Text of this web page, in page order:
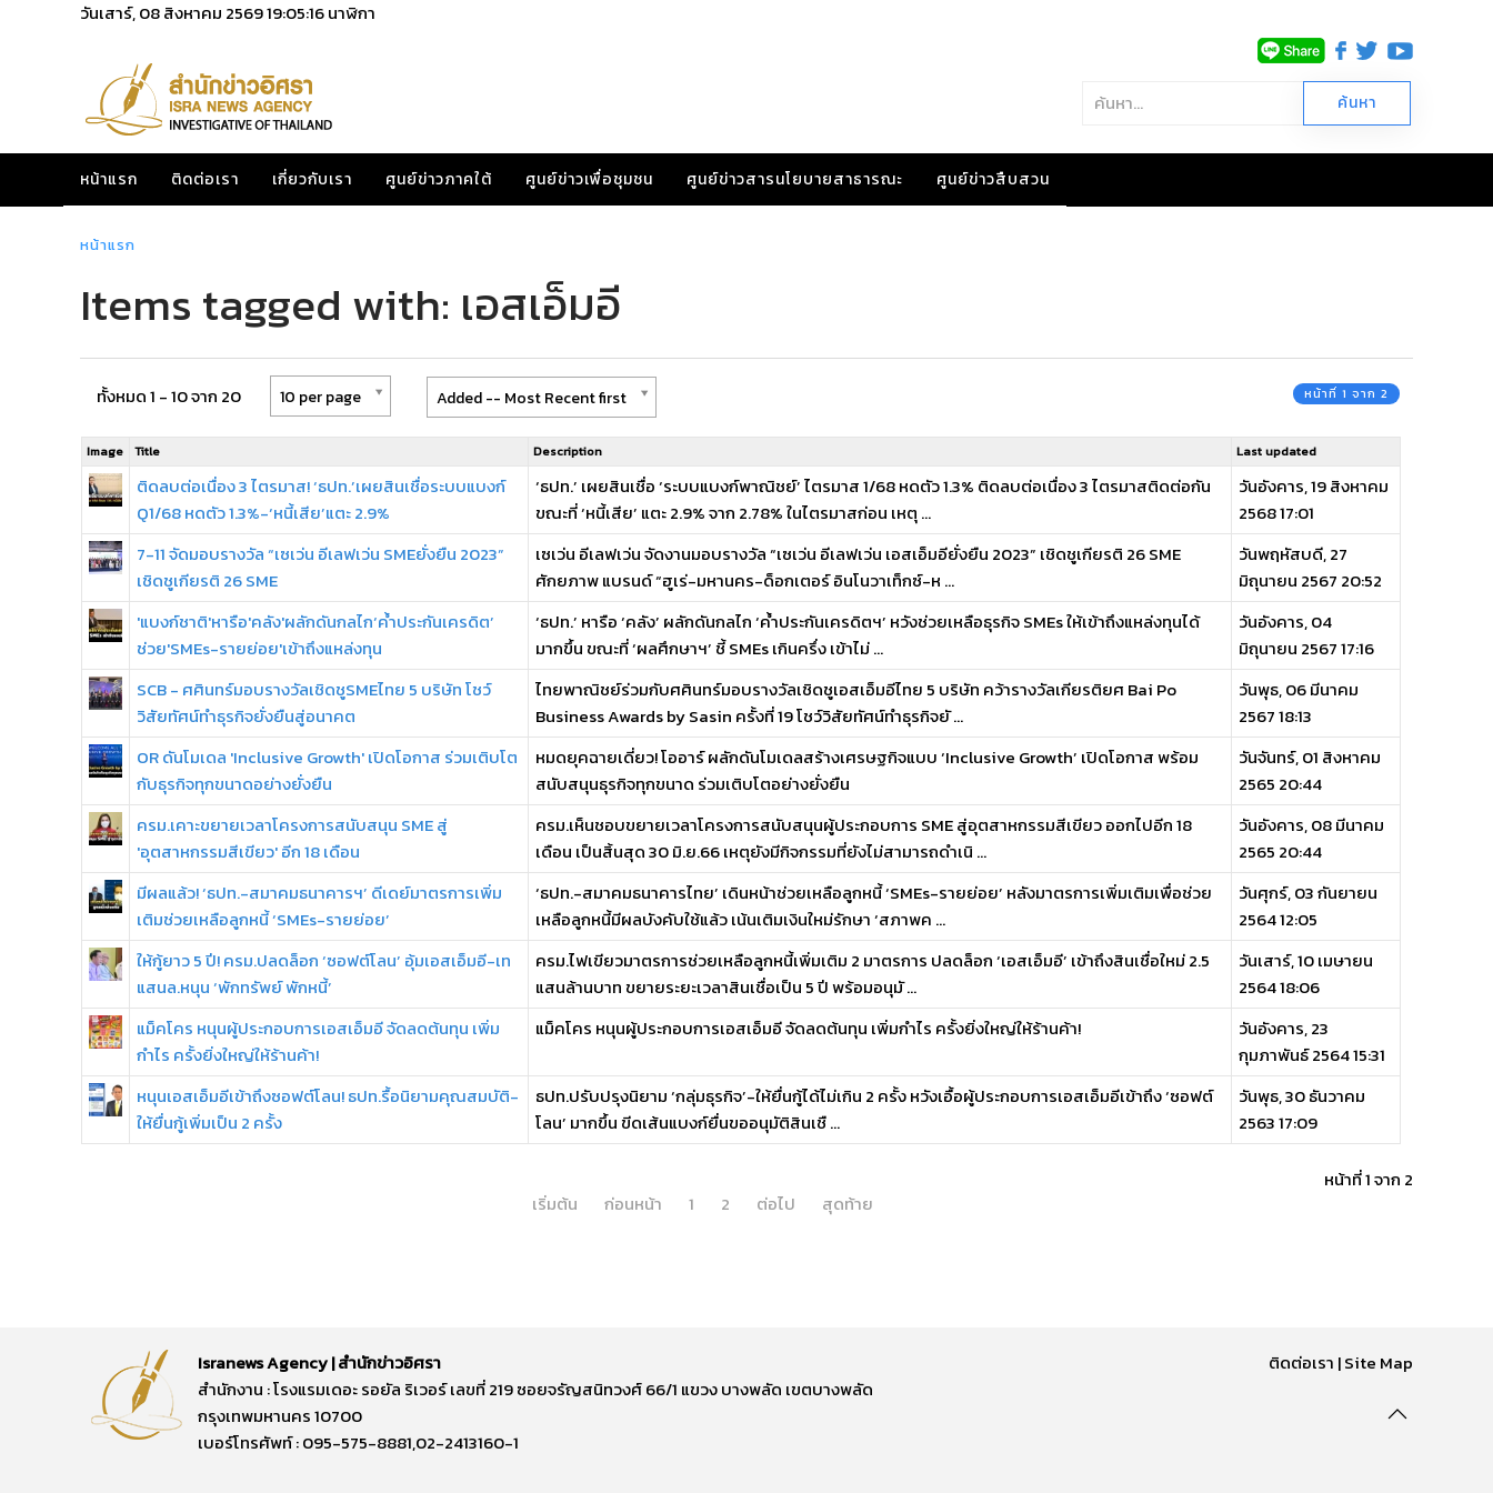
วันเสาร์, 08 สิงหาคม 256919:05:16นาฬิกา
หน้าแรก ติดต่อเรา เกี่ยวกับเรา ศูนย์ข่าวภาคใต้ ศูนย์ข่าวเพื่อชุมชน ศูนย์ข่าวสารนโยบายสาธารณะ ศูนย์ข่าวสืบสวน
หน้าแรก
Items tagged with: เอสเอ็มอี
ทั้งหมด 1 - 10 จาก 20 10 per page Added -- Most Recent first หน้าที่ 1 จาก 2
Image Title Description Last updated
ติดลบต่อเนื่อง 3 ไตรมาส! ‘ธปท.’เผยสินเชื่อระบบแบงก์
Q1/68 หดตัว 1.3%-‘หนี้เสีย’แตะ 2.9%
‘ธปท.’ เผยสินเชื่อ ‘ระบบแบงก์พาณิชย์’ ไตรมาส 1/68 หดตัว 1.3% ติดลบต่อเนื่อง 3 ไตรมาสติดต่อกัน
ขณะที่ ‘หนี้เสีย’ แตะ 2.9% จาก 2.78% ในไตรมาสก่อน เหตุ ...
วันอังคาร, 19 สิงหาคม
2568 17:01
7-11 จัดมอบรางวัล “เซเว่น อีเลฟเว่น SMEยั่งยืน 2023”
เชิดชูเกียรติ 26 SME
เซเว่น อีเลฟเว่น จัดงานมอบรางวัล “เซเว่น อีเลฟเว่น เอสเอ็มอียั่งยืน 2023” เชิดชูเกียรติ 26 SME
ศักยภาพ แบรนด์ “ฮูเร่-มหานคร-ด็อกเตอร์ อินโนวาเท็กซ์-ห ...
วันพฤหัสบดี, 27
มิถุนายน 2567 20:52
'แบงก์ชาติ'หารือ'คลัง'ผลักดันกลไก‘ค้ำประกันเครดิต’
ช่วย'SMEs-รายย่อย'เข้าถึงแหล่งทุน
‘ธปท.’ หารือ ‘คลัง’ ผลักดันกลไก ‘ค้ำประกันเครดิตฯ’ หวังช่วยเหลือธุรกิจ SMEs ให้เข้าถึงแหล่งทุนได้
มากขึ้น ขณะที่ ‘ผลศึกษาฯ’ ชี้ SMEs เกินครึ่ง เข้าไม่ ...
วันอังคาร, 04
มิถุนายน 2567 17:16
SCB - ศศินทร์มอบรางวัลเชิดชูSMEไทย 5 บริษัท โชว์
วิสัยทัศน์ทำธุรกิจยั่งยืนสู่อนาคต
ไทยพาณิชย์ร่วมกับศศินทร์มอบรางวัลเชิดชูเอสเอ็มอีไทย 5 บริษัท คว้ารางวัลเกียรติยศ Bai Po
Business Awards by Sasin ครั้งที่ 19 โชว์วิสัยทัศน์ทำธุรกิจยั ...
วันพุธ, 06 มีนาคม
2567 18:13
OR ดันโมเดล 'Inclusive Growth' เปิดโอกาส ร่วมเติบโต
กับธุรกิจทุกขนาดอย่างยั่งยืน
หมดยุคฉายเดี่ยว! โออาร์ ผลักดันโมเดลสร้างเศรษฐกิจแบบ ‘Inclusive Growth’ เปิดโอกาส พร้อม
สนับสนุนธุรกิจทุกขนาด ร่วมเติบโตอย่างยั่งยืน
วันจันทร์, 01 สิงหาคม
2565 20:44
ครม.เคาะขยายเวลาโครงการสนับสนุน SME สู่
'อุตสาหกรรมสีเขียว' อีก 18 เดือน
ครม.เห็นชอบขยายเวลาโครงการสนับสนุนผู้ประกอบการ SME สู่อุตสาหกรรมสีเขียว ออกไปอีก 18
เดือน เป็นสิ้นสุด 30 มิ.ย.66 เหตุยังมีกิจกรรมที่ยังไม่สามารถดำเนิ ...
วันอังคาร, 08 มีนาคม
2565 20:44
มีผลแล้ว! ‘ธปท.-สมาคมธนาคารฯ’ ดีเดย์มาตรการเพิ่ม
เติมช่วยเหลือลูกหนี้ ‘SMEs-รายย่อย’
‘ธปท.-สมาคมธนาคารไทย’ เดินหน้าช่วยเหลือลูกหนี้ ‘SMEs-รายย่อย’ หลังมาตรการเพิ่มเติมเพื่อช่วย
เหลือลูกหนี้มีผลบังคับใช้แล้ว เน้นเติมเงินใหม่รักษา ‘สภาพค ...
วันศุกร์, 03 กันยายน
2564 12:05
ให้กู้ยาว 5 ปี! ครม.ปลดล็อก ‘ซอฟต์โลน’ อุ้มเอสเอ็มอี-เท
แสนล.หนุน ‘พักทรัพย์ พักหนี้’
ครม.ไฟเขียวมาตรการช่วยเหลือลูกหนี้เพิ่มเติม 2 มาตรการ ปลดล็อก ‘เอสเอ็มอี’ เข้าถึงสินเชื่อใหม่ 2.5
แสนล้านบาท ขยายระยะเวลาสินเชื่อเป็น 5 ปี พร้อมอนุมั ...
วันเสาร์, 10 เมษายน
2564 18:06
แม็คโคร หนุนผู้ประกอบการเอสเอ็มอี จัดลดต้นทุน เพิ่ม
กำไร ครั้งยิ่งใหญ่ให้ร้านค้า!
แม็คโคร หนุนผู้ประกอบการเอสเอ็มอี จัดลดต้นทุน เพิ่มกำไร ครั้งยิ่งใหญ่ให้ร้านค้า!
วันอังคาร, 23
กุมภาพันธ์ 2564 15:31
หนุนเอสเอ็มอีเข้าถึงซอฟต์โลน! ธปท.รื้อนิยามคุณสมบัติ-
ให้ยื่นกู้เพิ่มเป็น 2 ครั้ง
ธปท.ปรับปรุงนิยาม ‘กลุ่มธุรกิจ’-ให้ยื่นกู้ได้ไม่เกิน 2 ครั้ง หวังเอื้อผู้ประกอบการเอสเอ็มอีเข้าถึง ‘ซอฟต์
โลน’ มากขึ้น ขีดเส้นแบงก์ยื่นขออนุมัติสินเชื ...
วันพุธ, 30 ธันวาคม
2563 17:09
หน้าที่ 1 จาก 2
เริ่มต้น
ก่อนหน้า 1 2 ต่อไป สุดท้าย
Isranews Agency | สำนักข่าวอิศรา
สำนักงาน : โรงแรมเดอะ รอยัล ริเวอร์ เลขที่ 219 ซอยจรัญสนิทวงศ์ 66/1 แขวง บางพลัด เขตบางพลัด
กรุงเทพมหานคร 10700
เบอร์โทรศัพท์ : 095-575-8881,02-2413160-1
ติดต่อเรา |Site Map